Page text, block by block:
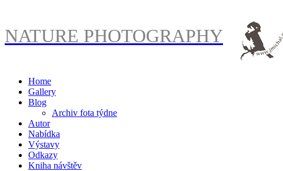
NATURE PHOTOGRAPHY
Home
Gallery
Blog
Archiv fota týdne
Autor
Nabídka
Výstavy
Odkazy
Kniha návštěv